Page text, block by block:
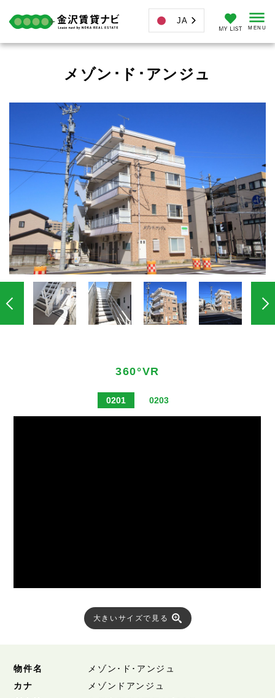
JA
メゾン･ド･アンジュ
360°VR
0201 0203
大きいサイズで見る
物件名
メゾン･ド･アンジュ
カナ
メゾンドアンジュ